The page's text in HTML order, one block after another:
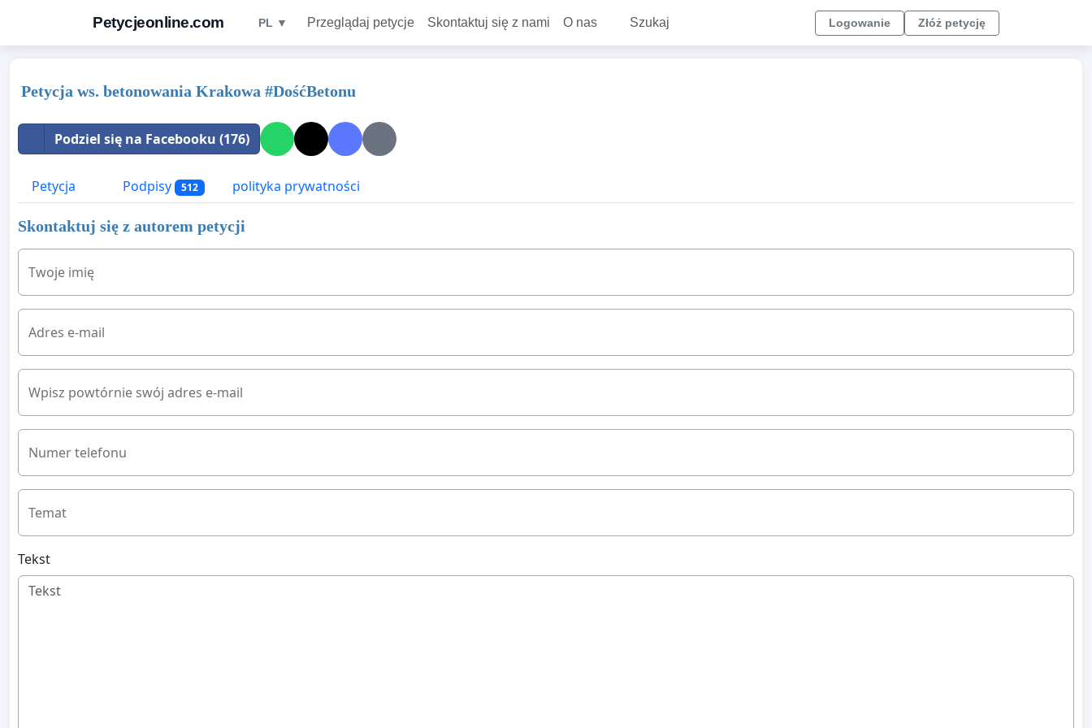
Petycjeonline.com PL ▼ Przeglądaj petycje Skontaktuj się z nami O nas Szukaj Logowanie Złóż petycję
Petycja ws. betonowania Krakowa #DośćBetonu
Podziel się na Facebooku (176)
Petycja Podpisy 512 polityka prywatności
Skontaktuj się z autorem petycji
Twoje imię
Adres e-mail
Wpisz powtórnie swój adres e-mail
Numer telefonu
Temat
Tekst